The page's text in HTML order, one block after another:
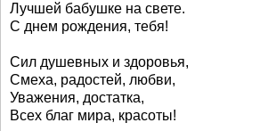
Лучшей бабушке на свете.
С днем рождения, тебя!
Сил душевных и здоровья,
Смеха, радостей, любви,
Уважения, достатка,
Всех благ мира, красоты!